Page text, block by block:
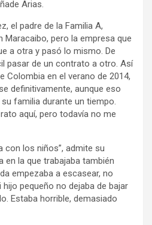
Arias.
el padre de la Familia A,
Maracaibo, pero la empresa que
a otra y pasó lo mismo. De
pasar de un contrato a otro. Así
Colombia en el verano de 2014,
definitivamente, aunque eso
familia durante un tiempo.
aquí, pero todavía no me
con los niños”, admite su
en la que trabajaba también
empezaba a escasear, no
hijo pequeño no dejaba de bajar
Estaba horrible, demasiado